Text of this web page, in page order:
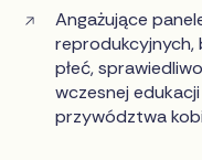
Angażujące
reprodukcyjnych,
płeć,
wczesnej
przywództwa